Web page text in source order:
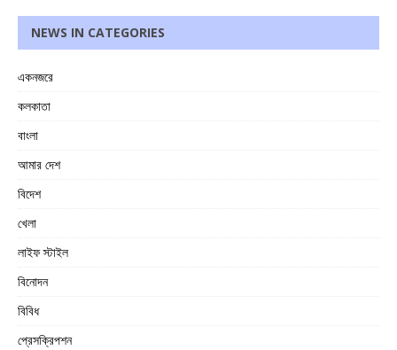
NEWS IN CATEGORIES
একনজরে
কলকাতা
বাংলা
আমার দেশ
বিদেশ
খেলা
লাইফ স্টাইল
বিনোদন
বিবিধ
প্রেসক্রিপশন